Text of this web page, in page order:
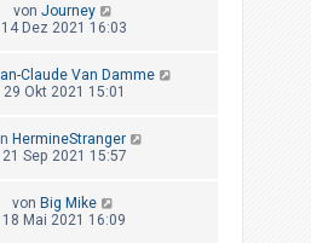
vonJourney
14 Dez 2021 16:03
Claude Van Damme
29 Okt 2021 15:01
HermineStranger
21 Sep 2021 15:57
von Big Mike
18 Mai 2021 16:09